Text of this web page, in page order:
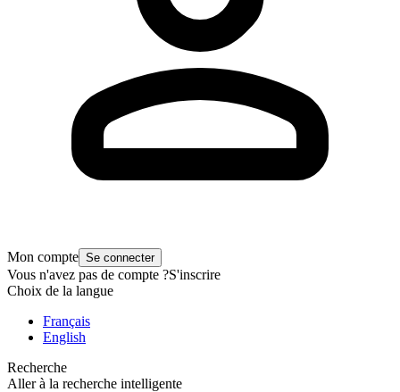
Mon compte Se connecter
Vous n'avez pas de compte ?S'inscrire
Choix de la langue
Français
English
Recherche
Aller à la recherche intelligente